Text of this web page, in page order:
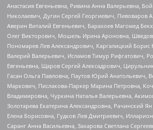
Анастасия Евгеньевна, Ривина Анна Валерьевна,
Николаевич, Дугин Сергей Георгиевич, Пивоваров
Аверин Виталий Евгеньевич, Барахоев Магомед
Олег Викторович, Мошель Ирина Ароновна, Шведов
Пономарев Лев Александрович, Каргалицкий
Валерий Валерьевич, Исламов Тимур Рифгатович,
Евгеньевна, Щаров Сергей Алексадрович,
Гасан Ольга Павловна, Паутов Юрий Анатольевич,
Маркович, Пислакова-Паркер Марина Петровна,
Владимировна, Чуркина Наталья Валерьевна,
Золотарева Екатерина Александровна, Рачинский
Елена Борисовна, Гудков Лев Дмитриевич,
Саранг Анна Васильевна, Захарова Светлана